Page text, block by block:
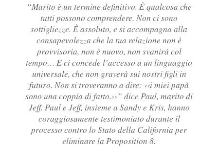
“Marito è un termine definitivo. È qualcosa che
tutti possono comprendere. Non ci sono
sottigliezze. È assoluto, e si accompagna alla
consapevolezza che la tua relazione non è
provvisoria, non è nuovo, non svanirà col
tempo… E ci concede l’accesso a un linguaggio
universale, che non graverà sui nostri figli in
futuro. Non si troveranno a dire: ‹‹i miei papà
sono una coppia di fatto.››” dice Paul, marito di
Jeff. Paul e Jeff, insieme a Sandy e Kris, hanno
coraggiosamente testimoniato durante il
processo contro lo Stato della California per
eliminare la Proposition 8.